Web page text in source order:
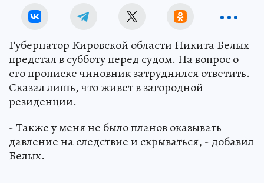
Губернатор Кировской области Никита Белых
предстал в субботу перед судом. На вопрос о
его прописке чиновник затруднился ответить.
Сказал лишь, что живет в загородной
резиденции.
- Также у меня не было планов оказывать
давление на следствие и скрываться, - добавил
Белых.